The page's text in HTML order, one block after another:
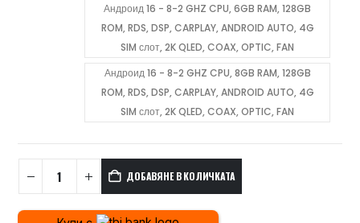
Андроид 16 - 8-2 GHZ CPU, 6GB RAM, 128GB
ROM, RDS, DSP, CARPLAY, ANDROID AUTO, 4G
SIM слот, 2K QLED, COAX, OPTIC, FAN
Андроид 16 - 8-2 GHZ CPU, 8GB RAM, 128GB
ROM, RDS, DSP, CARPLAY, ANDROID AUTO, 4G
SIM слот, 2K QLED, COAX, OPTIC, FAN
ДОБАВЯНЕ В КОЛИЧКАТА